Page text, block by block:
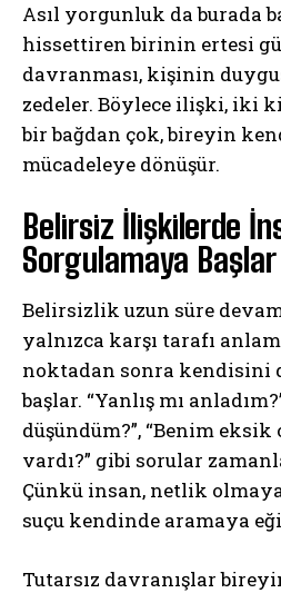
Asıl yorgunluk da burada
hissettiren birinin ertesi
davranması, kişinin
zedeler. Böylece ilişki, iki
bir bağdan çok, bireyin
mücadeleye dönüşür.
Belirsiz İlişkilerde
Sorgulamaya Başlar
Belirsizlik uzun süre
yalnızca karşı tarafı
noktadan sonra kendisini
başlar. “Yanlış mı
düşündüm?”, “Benim
vardı?” gibi sorular
Çünkü insan, netlik
suçu kendinde aramaya
Tutarsız davranışlar